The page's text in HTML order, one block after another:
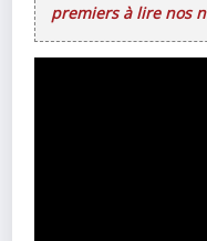
premiers à lire nos